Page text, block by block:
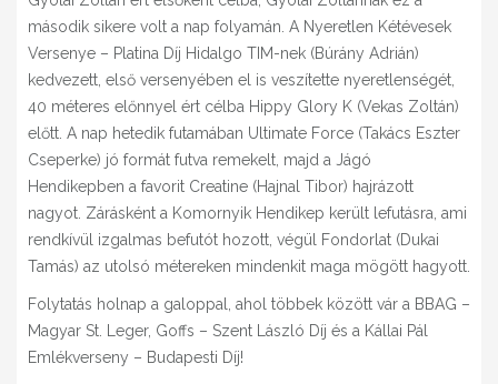
második sikere volt a nap folyamán. A Nyeretlen Kétévesek
Versenye – Platina Díj Hidalgo TIM-nek (Búrány Adrián)
kedvezett, első versenyében el is veszítette nyeretlenségét,
40 méteres előnnyel ért célba Hippy Glory K (Vekas Zoltán)
előtt. A nap hetedik futamában Ultimate Force (Takács Eszter
Cseperke) jó formát futva remekelt, majd a Jágó
Hendikepben a favorit Creatine (Hajnal Tibor) hajrázott
nagyot. Zárásként a Komornyik Hendikep került lefutásra, ami
rendkívül izgalmas befutót hozott, végül Fondorlat (Dukai
Tamás) az utolsó métereken mindenkit maga mögött hagyott.
Folytatás holnap a galoppal, ahol többek között vár a BBAG –
Magyar St. Leger, Goffs – Szent László Díj és a Kállai Pál
Emlékverseny – Budapesti Díj!